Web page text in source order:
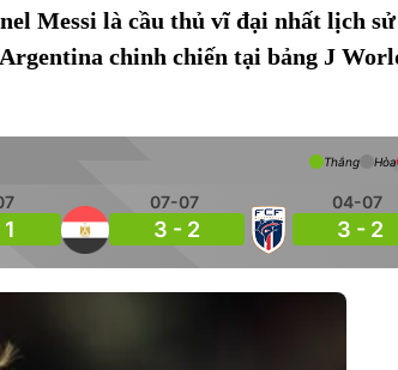
Messi là cầu thủ vĩ đại nhất lịch
chinh chiến tại bảng J
07-07
3 - 2
04-07
3 - 2
Thắng Hòa